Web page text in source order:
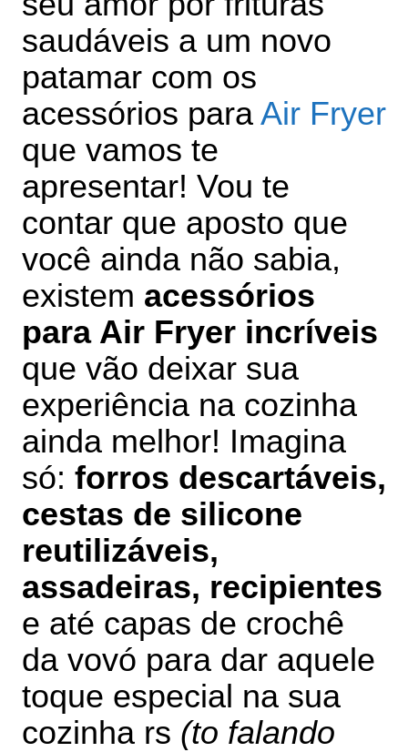
saudáveis a um novo
patamar com os
acessórios paraAir Fryer
que vamos te
apresentar! Vou te
contar que aposto que
você ainda não sabia,
existem acessórios
para Air Fryer incríveis
que vão deixar sua
experiência na cozinha
ainda melhor! Imagina
só: forros descartáveis,
cestas de silicone
reutilizáveis,
assadeiras, recipientes
e até capas de crochê
da vovó para dar aquele
toque especial na sua
cozinha rs (to falando